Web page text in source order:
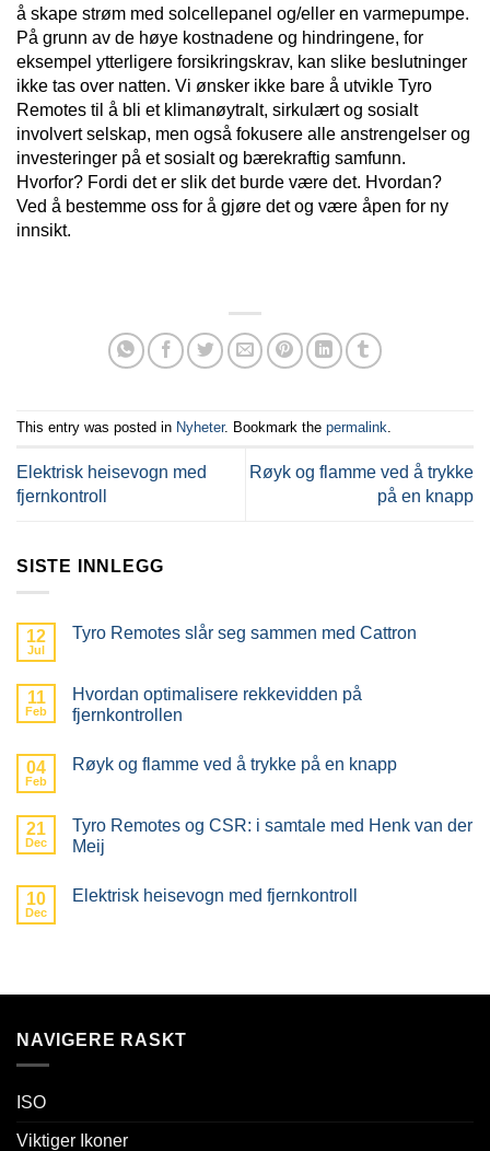
SISTE INNLEGG
12
Jul
Tyro Remotes slår seg sammen med Cattron
11
Feb
Hvordan optimalisere rekkevidden på
fjernkontrollen
04
Feb
Røyk og flamme ved å trykke på en knapp
21
Dec
Tyro Remotes og CSR: i samtale med Henk van der
Meij
10
Dec
Elektrisk heisevogn med fjernkontroll
å skape strøm med solcellepanel og/eller en varmepumpe.
På grunn av de høye kostnadene og hindringene, for
eksempel ytterligere forsikringskrav, kan slike beslutninger
ikke tas over natten. Vi ønsker ikke bare å utvikle Tyro
Remotes til å bli et klimanøytralt, sirkulært og sosialt
involvert selskap, men også fokusere alle anstrengelser og
investeringer på et sosialt og bærekraftig samfunn.
Hvorfor? Fordi det er slik det burde være det. Hvordan?
Ved å bestemme oss for å gjøre det og være åpen for ny
innsikt.
This entry was posted in Nyheter. Bookmark the permalink
Elektrisk heisevogn med
fjernkontroll
Røyk og flamme ved å trykke
på en knapp
NAVIGERE RASKT
ISO
Viktiger Ikoner